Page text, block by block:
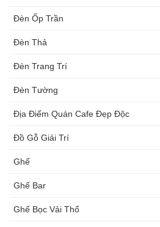
Đèn Ốp Trần
Đèn Thả
Đèn Trang Trí
Đèn Tường
Địa Điểm Quán Cafe Đẹp Độc
Đồ Gỗ Giải Trí
Ghế
Ghế Bar
Ghế Bọc Vải Thổ